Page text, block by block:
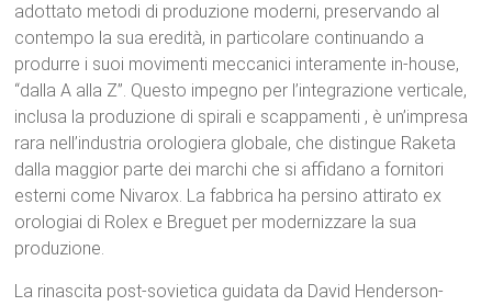
adottato metodi di produzione moderni, preservando al
contempo la sua eredità, in particolare continuando a
produrre i suoi movimenti meccanici interamente in-house,
“dalla A alla Z”. Questo impegno per l’integrazione verticale,
inclusa la produzione di spirali e scappamenti , è un’impresa
rara nell’industria orologiera globale, che distingue Raketa
dalla maggior parte dei marchi che si affidano a fornitori
esterni come Nivarox. La fabbrica ha persino attirato ex
orologiai di Rolex e Breguet per modernizzare la sua
produzione.
La rinascita post-sovietica guidata da David Henderson-